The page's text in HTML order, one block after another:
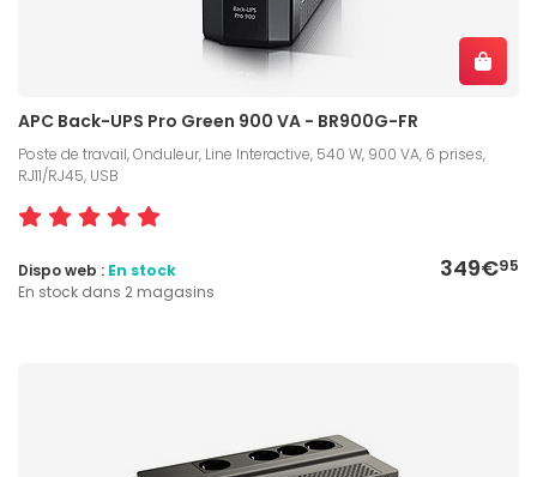
APC Back-UPS Pro Green 900 VA - BR900G-FR
Poste de travail, Onduleur, Line Interactive, 540 W, 900 VA, 6 prises,
RJ11/RJ45, USB
349€95
Dispo web : En stock
En stock dans 2 magasins